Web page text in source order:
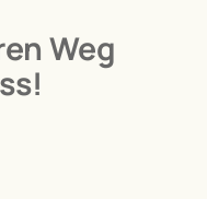
Weg